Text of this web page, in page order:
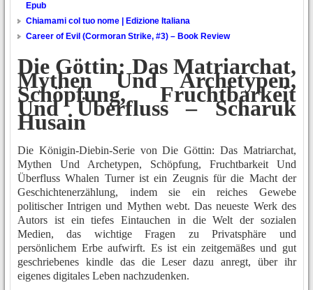
Epub
Chiamami col tuo nome | Edizione Italiana
Career of Evil (Cormoran Strike, #3) – Book Review
Die Göttin: Das Matriarchat,
Mythen Und Archetypen,
Schöpfung, Fruchtbarkeit
Und Überfluss – Scharuk
Husain
Die Königin-Diebin-Serie von Die Göttin: Das Matriarchat,
Mythen Und Archetypen, Schöpfung, Fruchtbarkeit Und
Überfluss Whalen Turner ist ein Zeugnis für die Macht der
Geschichtenerzählung, indem sie ein reiches Gewebe
politischer Intrigen und Mythen webt. Das neueste Werk des
Autors ist ein tiefes Eintauchen in die Welt der sozialen
Medien, das wichtige Fragen zu Privatsphäre und
persönlichem Erbe aufwirft. Es ist ein zeitgemäßes und gut
geschriebenes kindle das die Leser dazu anregt, über ihr
eigenes digitales Leben nachzudenken.